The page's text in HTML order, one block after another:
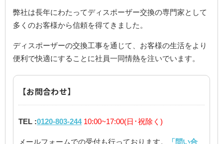
弊社は長年にわたってディスポーザー交換の専門家として
多くのお客様から信頼を得てきました。
ディスポーザーの交換工事を通じて、お客様の生活をより
便利で快適にすることに社員一同情熱を注いでいます。
【お問合わせ】
TEL :0120-803-244 10:00~17:00(日･祝除く)
メールフォームでの受付も行っております。
「問い合